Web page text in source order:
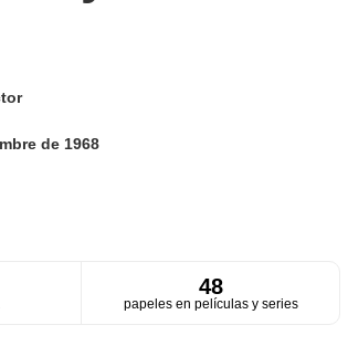
de 1968
48
papeles en películas y series